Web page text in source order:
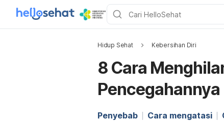
Hidup Sehat Kebersihan Diri
8 Cara
Pencegahannya
Penyebab Cara mengatasi